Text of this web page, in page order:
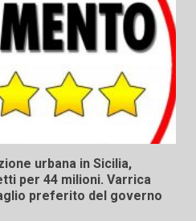
urbana in Sicilia,
per 44 milioni. Varrica
preferito del governo